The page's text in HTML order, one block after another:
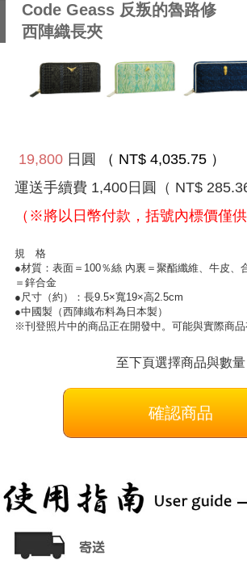
Code Geass 反叛的魯路修
西陣織長夾
19,800 日圓
（ NT$ 4,035.75 ）
運送手續費 1,400日圓
（ NT$
（※將以日幣付款，括號內標價僅供
規 格
●材質：表面＝100％絲 內裏＝聚酯纖維、牛皮、
＝鋅合金
●尺寸（約）：長9.5×寬19×高2.5cm
●中國製（西陣織布料為日本製）
※刊登照片中的商品正在開發中。可能與實際商品
至下頁選擇商品與數量
確認商品